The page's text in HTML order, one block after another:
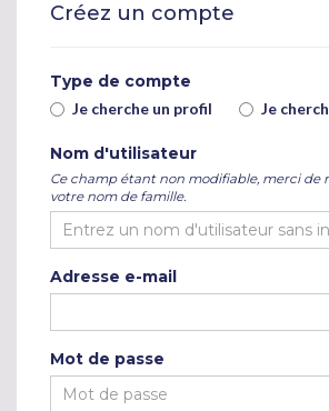
Créez un compte
Type de compte
Je cherche un profil Je
Nom d'utilisateur
Ce champ étant non modifiable, merci de
votre nom de famille.
Adresse e-mail
Mot de passe